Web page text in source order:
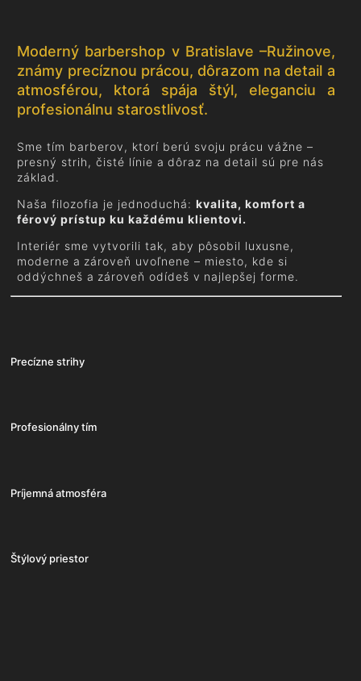
Moderný barbershop v Bratislave –Ružinove,
známy precíznou prácou, dôrazom na detail a
atmosférou, ktorá spája štýl, eleganciu a
profesionálnu starostlivosť.
Sme tím barberov, ktorí berú svoju prácu vážne –
presný strih, čisté línie a dôraz na detail sú pre nás
základ.
Naša filozofia je jednoduchá:kvalita, komfort a
férový prístup ku každému klientovi.
Interiér sme vytvorili tak, aby pôsobil luxusne,
moderne a zároveň uvoľnene – miesto, kde si
oddýchneš a zároveň odídeš v najlepšej forme.
Precízne strihy
Profesionálny tím
Príjemná atmosféra
Štýlový priestor